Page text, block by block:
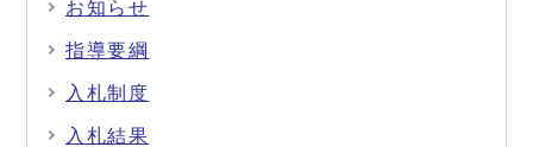
お知らせ
指導要綱
入札制度
入札結果